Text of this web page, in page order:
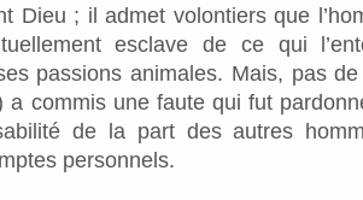
Dieu ; il admet volontiers que
esclave de ce qui
passions animales. Mais, pas
commis une faute qui fut
de la part des autres
personnels.